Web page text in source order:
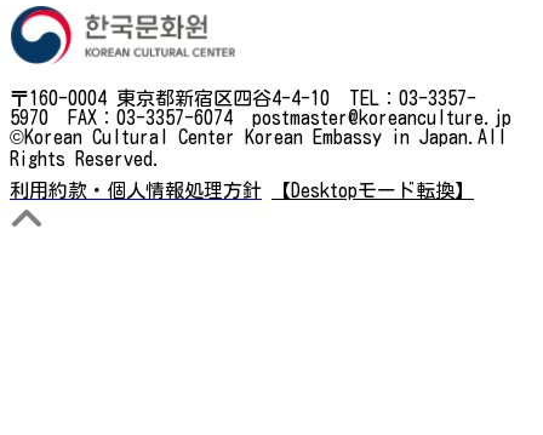
〒160-0004 東京都新宿区四谷4-4-10 TEL：03-3357-
5970 FAX：03-3357-6074 postmaster@koreanculture.jp
©Korean Cultural Center Korean Embassy in Japan.All
Rights Reserved.
利用約款・個人情報処理方針
【Desktopモード転換】